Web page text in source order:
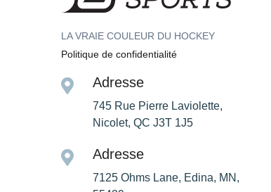
LA VRAIE COULEUR DU HOCKEY
Politique de confidentialité
Adresse
745 Rue Pierre Laviolette,
Nicolet, QC J3T 1J5
Adresse
7125 Ohms Lane, Edina, MN,